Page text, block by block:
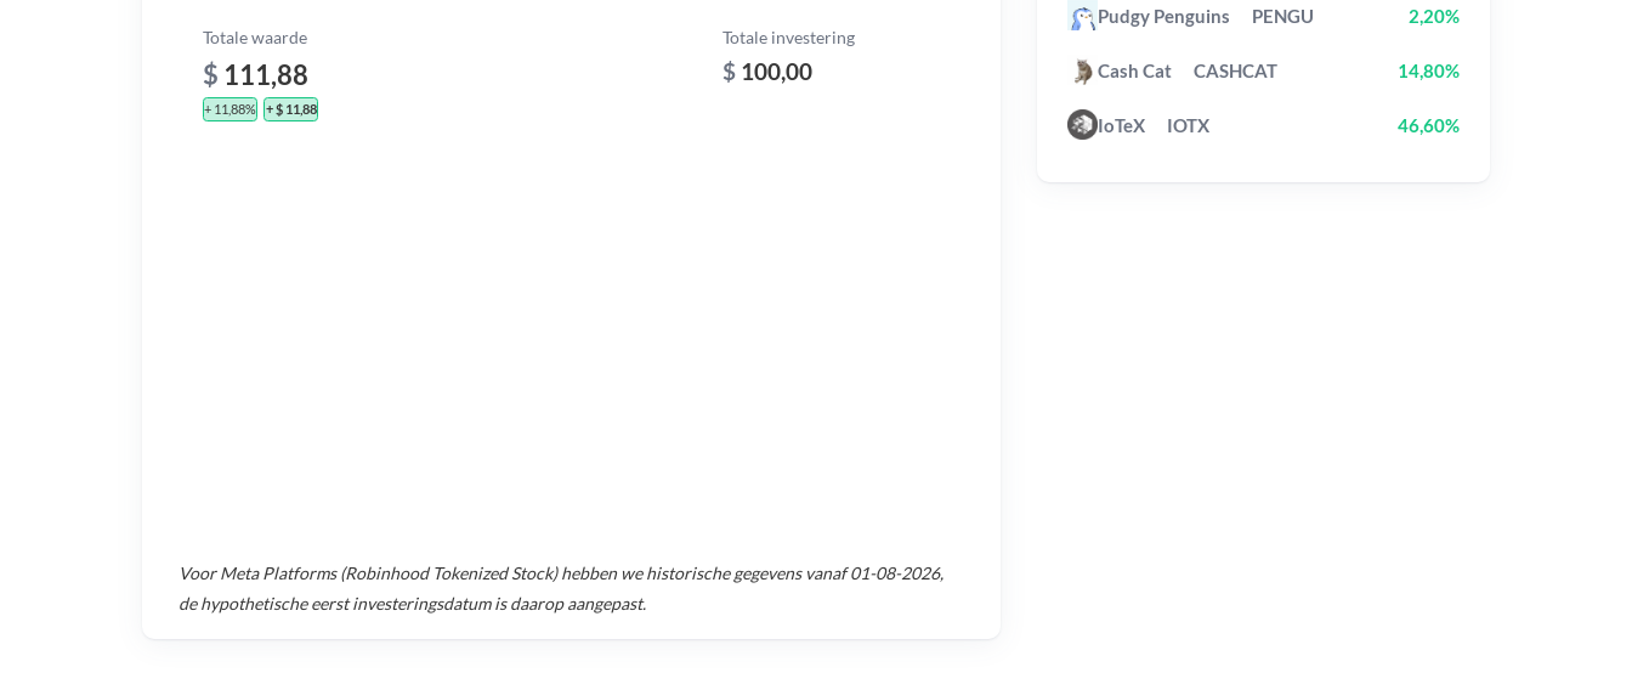
Totale waarde
$ 111,88
+ 11,88% + $ 11,88
Totale investering
$ 100,00
VoorMeta Platforms (Robinhood Tokenized Stock)hebben we historische gegevens vanaf01-08-2026,
de hypothetische eerst investeringsdatum is daarop aangepast.
Pudgy Penguins PENGU 2,20%
Cash Cat CASHCAT 14,80%
IoTeX IOTX 46,60%